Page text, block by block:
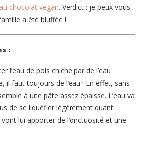
chocolat vegan. Verdict : je peux vous
a été bluffée !
:
l’eau de pois chiche par de l’eau
il faut toujours de l’eau ! En effet, sans
à une pâte assez épaisse. L’eau va
de se liquéfier légèrement quant
vont lui apporter de l’onctuosité et une